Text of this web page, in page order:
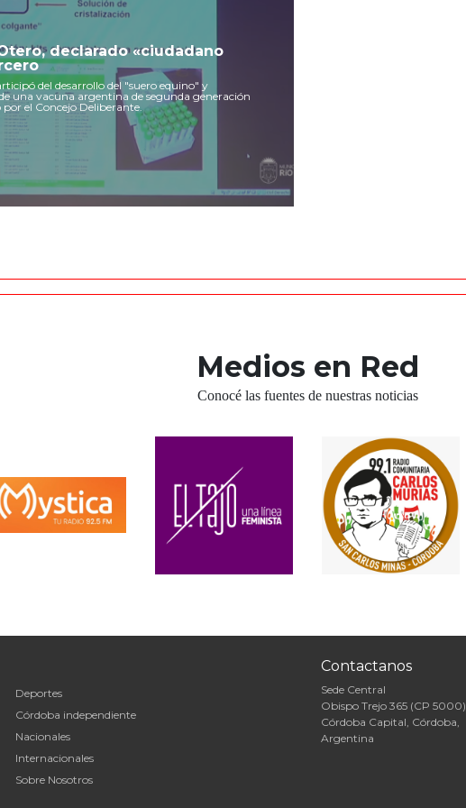
declarado «ciudadano
del desarrollo del "suero equino" y
una vacuna argentina de segunda generación
el Concejo Deliberante.
Medios en Red
Conocé las fuentes de nuestras noticias
Deportes
Córdoba independiente
Nacionales
Internacionales
Sobre Nosotros
Contactanos
Sede Central
Obispo Trejo 365 (CP 5000)
Córdoba Capital, Córdoba,
Argentina